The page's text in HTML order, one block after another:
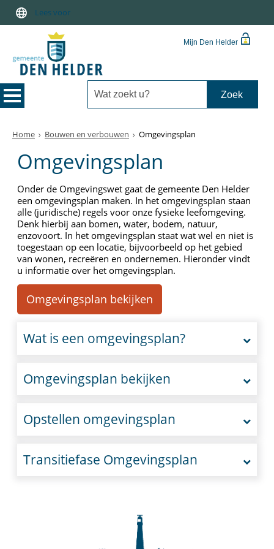
Lees voor
Mijn Den Helder
Home Bouwen en verbouwen Omgevingsplan
Omgevingsplan
Onder de Omgevingswet gaat de gemeente Den Helder
een omgevingsplan maken. In het omgevingsplan staan
alle (juridische) regels voor onze fysieke leefomgeving.
Denk hierbij aan bomen, water, bodem, natuur,
enzovoort. In het omgevingsplan staat wat wel en niet is
toegestaan op een locatie, bijvoorbeeld op het gebied
van wonen, recreëren en ondernemen. Hieronder vindt
u informatie over het omgevingsplan.
Omgevingsplan bekijken
Wat is een omgevingsplan?
Omgevingsplan bekijken
Opstellen omgevingsplan
Transitiefase Omgevingsplan